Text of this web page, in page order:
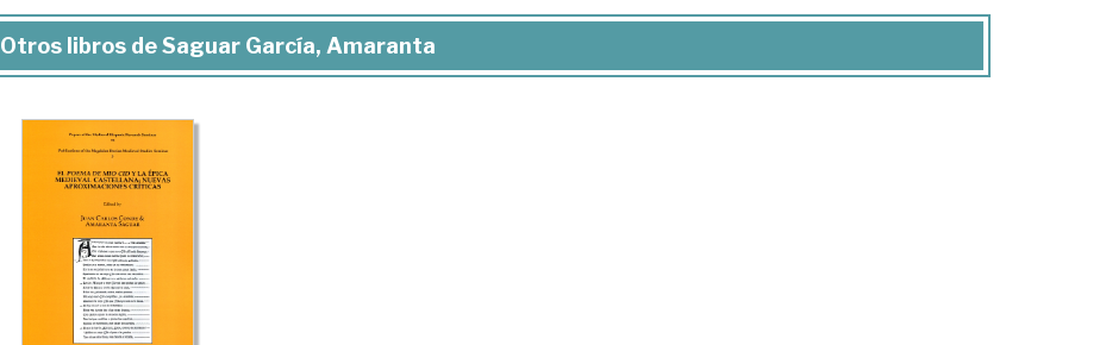
Otros libros de Saguar García, Amaranta